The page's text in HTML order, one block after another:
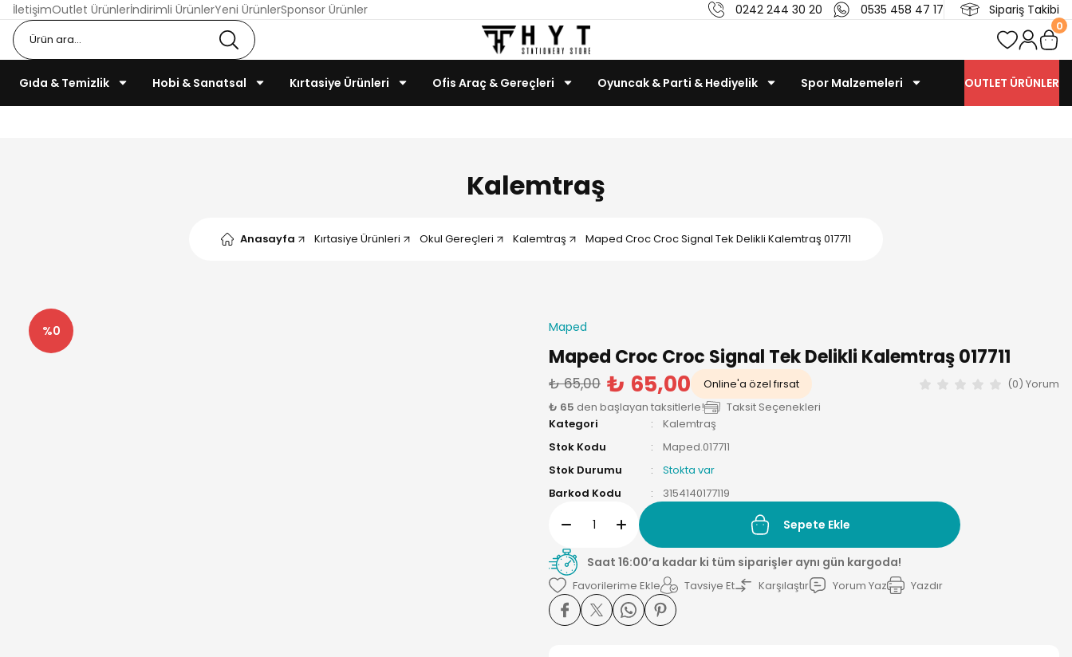
İletişimOutlet Ürünlerİndirimli ÜrünlerYeni ÜrünlerSponsor Ürünler 0242 244 30 20 0535 458 47 17 Sipariş Takibi
0
Gıda & Temizlik Hobi & Sanatsal Kırtasiye Ürünleri Ofis Araç & Gereçleri Oyuncak & Parti & Hediyelik Spor Malzemeleri OUTLET ÜRÜNLER
Kalemtraş
Anasayfa Kırtasiye Ürünleri Okul Gereçleri Kalemtraş Maped Croc Croc Signal Tek Delikli Kalemtraş 017711
%0 Maped
Maped Croc Croc Signal Tek Delikli Kalemtraş 017711
₺ 65,00 ₺ 65,00 Online'a özel fırsat
(0) Yorum
₺ 65 den başlayan taksitlerle!
Taksit Seçenekleri
Kategori
Kalemtraş
Stok Kodu
Maped.017711
Stok Durumu
Stokta var
Barkod Kodu
3154140177119
Sepete Ekle
Saat 16:00’a kadar ki tüm siparişler aynı gün kargoda!
Tavsiye Et Karşılaştır Yorum Yaz Yazdır